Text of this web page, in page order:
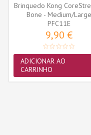
Brinquedo Kong
Bone - Medium/Large
(PFC11E)
PFC11E
9,90 €
ADICIONAR AO
CARRINHO